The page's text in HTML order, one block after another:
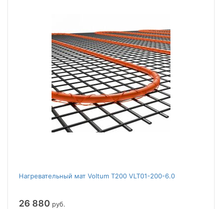
Нагревательный мат Voltum Т200 VLT01-200-6.0
26 880 руб.